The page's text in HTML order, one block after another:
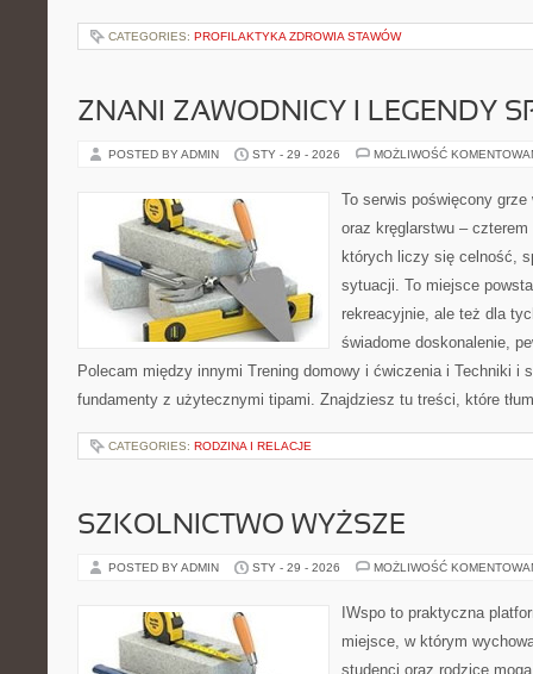
CATEGORIES: PROFILAKTYKA ZDROWIA STAWÓW
ZNANI ZAWODNICY I LEGENDY
POSTED BY ADMIN STY - 29 - 2026 MOŻLIWOŚĆ
To serwis poświęcony
oraz kręglarstwu –
których liczy się celność,
sytuacji. To miejsce
rekreacyjnie, ale też dla
świadome doskonalenie,
Polecam między innymi Trening domowy i ćwiczenia i Techniki i
fundamenty z użytecznymi tipami. Znajdziesz tu treści, które
CATEGORIES: RODZINA I RELACJE
SZKOLNICTWO WYŻSZE
POSTED BY ADMIN STY - 29 - 2026 MOŻLIWOŚĆ
IWspo to praktyczna
miejsce, w którym
studenci oraz rodzice